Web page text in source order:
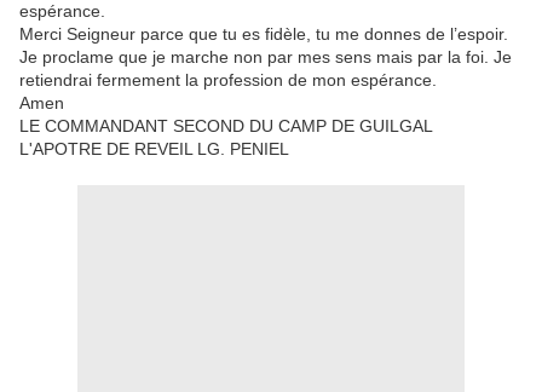
espérance.
Merci Seigneur parce que tu es fidèle, tu me donnes de l’espoir.
Je proclame que je marche non par mes sens mais par la foi. Je
retiendrai fermement la profession de mon espérance.
Amen
LE COMMANDANT SECOND DU CAMP DE GUILGAL
L'APOTRE DE REVEIL LG. PENIEL